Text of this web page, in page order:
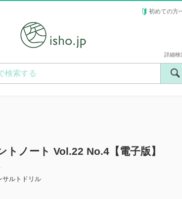
初めての方
詳細検
トノート Vol.22 No.4【電子版】
サルトドリル